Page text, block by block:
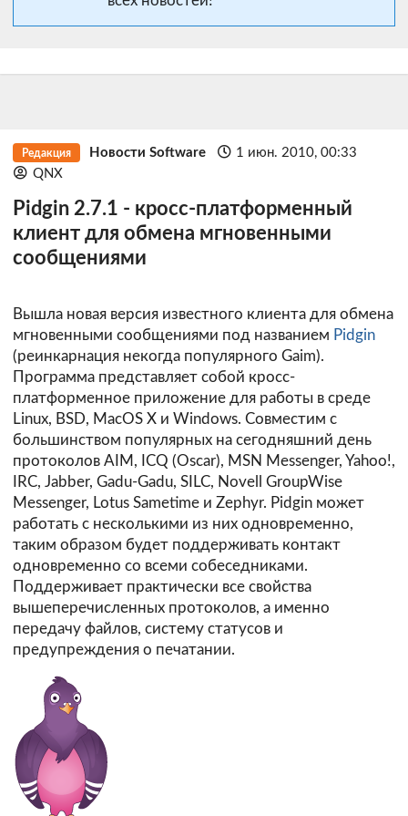
Редакция Новости Software
1 июн. 2010, 00:33
QNX
Pidgin 2.7.1 - кросс-платформенный
клиент для обмена мгновенными
сообщениями
Вышла новая версия известного клиента для обмена
мгновенными сообщениями под названием Pidgin
(реинкарнация некогда популярного Gaim).
Программа представляет собой кросс-
платформенное приложение для работы в среде
Linux, BSD, MacOS X и Windows. Совместим с
большинством популярных на сегодняшний день
протоколов AIM, ICQ (Oscar), MSN Messenger, Yahoo!,
IRC, Jabber, Gadu-Gadu, SILC, Novell GroupWise
Messenger, Lotus Sametime и Zephyr. Pidgin может
работать с несколькими из них одновременно,
таким образом будет поддерживать контакт
одновременно со всеми собеседниками.
Поддерживает практически все свойства
вышеперечисленных протоколов, а именно
передачу файлов, систему статусов и
предупреждения о печатании.